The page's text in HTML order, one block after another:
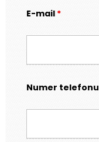
E-mail *
Numer telefonu